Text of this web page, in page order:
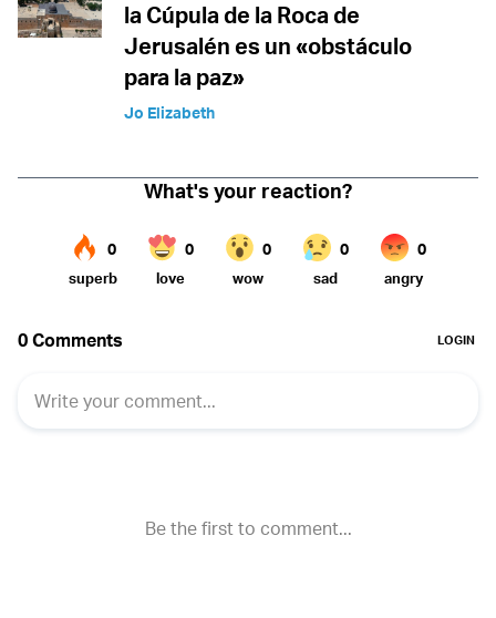
la Cúpula de la Roca de
Jerusalén es un «obstáculo
para la paz»
Jo Elizabeth